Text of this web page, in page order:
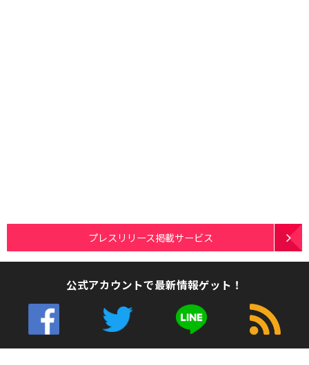
プレスリリース掲載サービス
公式アカウントで最新情報ゲット！